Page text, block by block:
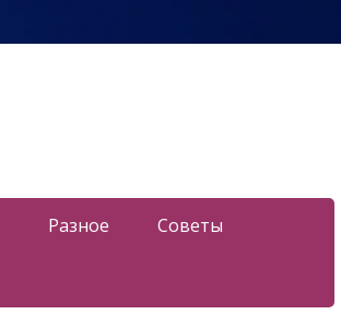
Разное Советы